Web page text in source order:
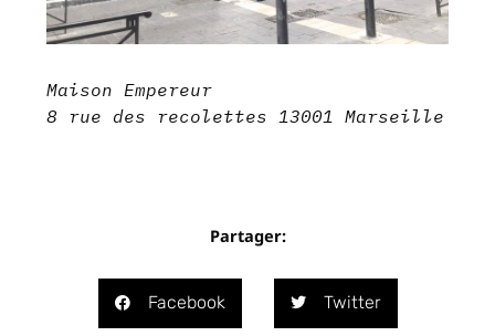
Maison Empereur
8 rue des recolettes 13001 Marseille
Partager:
Facebook Twitter